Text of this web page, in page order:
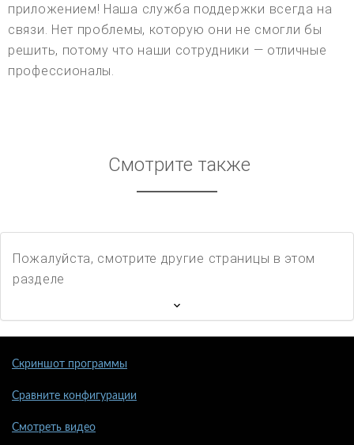
приложением! Наша служба поддержки всегда на
связи. Нет проблемы, которую они не смогли бы
решить, потому что наши сотрудники — отличные
профессионалы.
Смотрите также
Пожалуйста, смотрите другие страницы в этом
разделе
Скриншот программы
Сравните конфигурации
Смотреть видео